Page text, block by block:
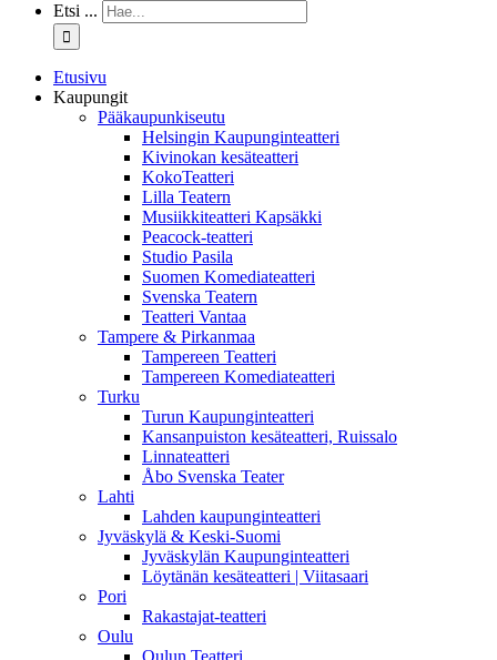
Etsi ...
Etusivu
Kaupungit
Pääkaupunkiseutu
Helsingin Kaupunginteatteri
Kivinokan kesäteatteri
KokoTeatteri
Lilla Teatern
Musiikkiteatteri Kapsäkki
Peacock-teatteri
Studio Pasila
Suomen Komediateatteri
Svenska Teatern
Teatteri Vantaa
Tampere & Pirkanmaa
Tampereen Teatteri
Tampereen Komediateatteri
Turku
Turun Kaupunginteatteri
Kansanpuiston kesäteatteri, Ruissalo
Linnateatteri
Åbo Svenska Teater
Lahti
Lahden kaupunginteatteri
Jyväskylä & Keski-Suomi
Jyväskylän Kaupunginteatteri
Löytänän kesäteatteri | Viitasaari
Pori
Rakastajat-teatteri
Oulu
Oulun Teatteri